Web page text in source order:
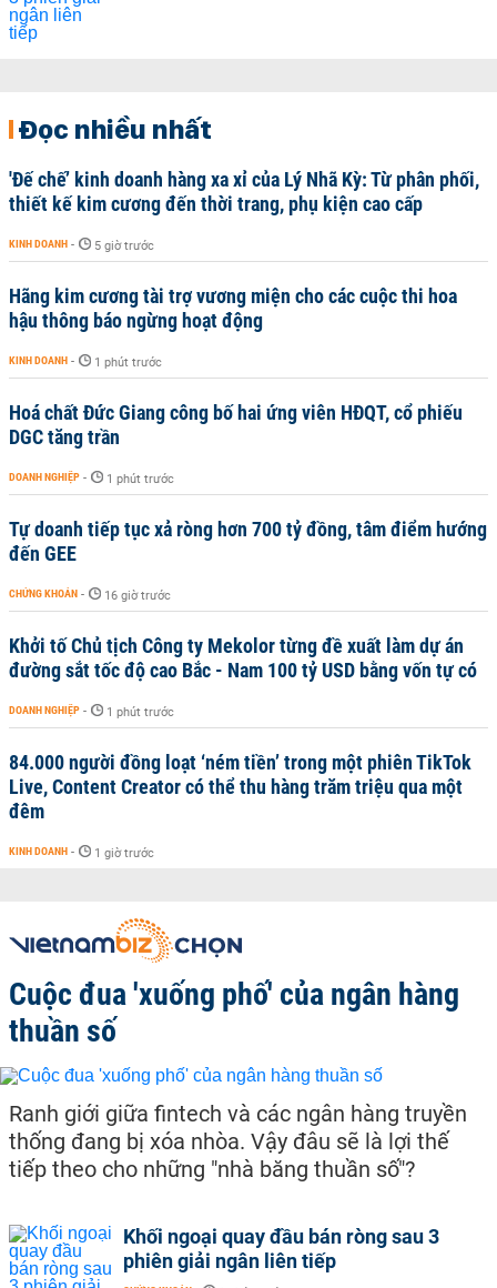
Đọc nhiều nhất
'Đế chế’ kinh doanh hàng xa xỉ của Lý Nhã Kỳ: Từ phân phối,
thiết kế kim cương đến thời trang, phụ kiện cao cấp
KINH DOANH - 5 giờ trước
Hãng kim cương tài trợ vương miện cho các cuộc thi hoa
hậu thông báo ngừng hoạt động
KINH DOANH - 1 phút trước
Hoá chất Đức Giang công bố hai ứng viên HĐQT, cổ phiếu
DGC tăng trần
DOANH NGHIỆP - 1 phút trước
Tự doanh tiếp tục xả ròng hơn 700 tỷ đồng, tâm điểm hướng
đến GEE
CHỨNG KHOÁN - 16 giờ trước
Khởi tố Chủ tịch Công ty Mekolor từng đề xuất làm dự án
đường sắt tốc độ cao Bắc - Nam 100 tỷ USD bằng vốn tự có
DOANH NGHIỆP - 1 phút trước
84.000 người đồng loạt ‘ném tiền’ trong một phiên TikTok
Live, Content Creator có thể thu hàng trăm triệu qua một
đêm
KINH DOANH - 1 giờ trước
Cuộc đua 'xuống phố' của ngân hàng
thuần số
Ranh giới giữa fintech và các ngân hàng truyền
thống đang bị xóa nhòa. Vậy đâu sẽ là lợi thế
tiếp theo cho những "nhà băng thuần số"?
Khối ngoại quay đầu bán ròng sau 3
phiên giải ngân liên tiếp